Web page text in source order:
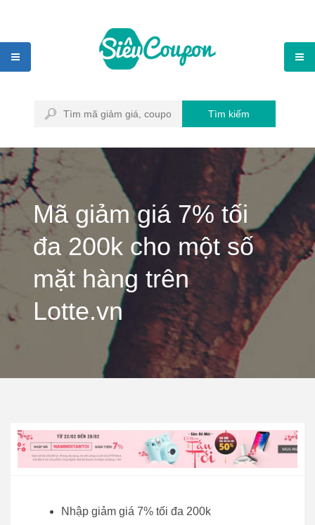
Tìm kiếm
Mã giảm giá 7% tối
đa 200k cho một số
mặt hàng trên
Lotte.vn
Nhập giảm giá 7% tối đa 200k